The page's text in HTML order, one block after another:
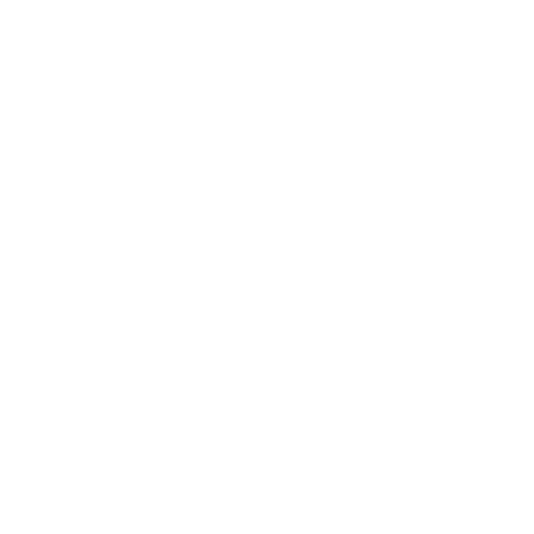
de Projetos em São Paulo
de Obras em São Paulo
de Obras em São Paulo